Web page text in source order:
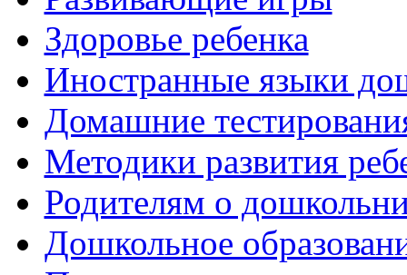
Здоровье ребенка
Иностранные языки
Домашние
Методики развития
Родителям о
Дошкольное